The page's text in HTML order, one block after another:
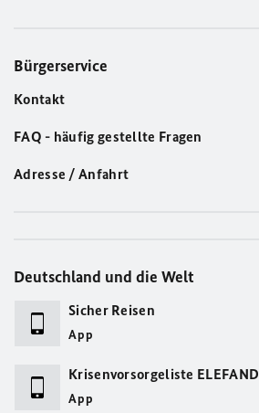
Bürgerservice
Kontakt
FAQ - häufig gestellte Fragen
Adresse / Anfahrt
Deutschland und die Welt
Sicher Reisen
App
Krisenvorsorgeliste ELEFAND
App